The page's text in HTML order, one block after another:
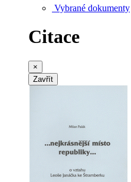
Vybrané dokumenty
Citace
×
Zavřít